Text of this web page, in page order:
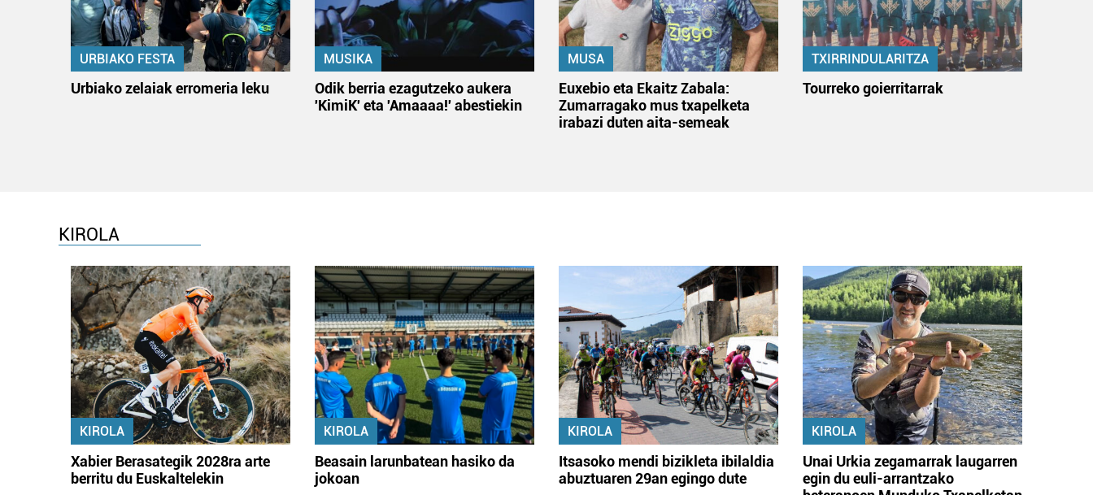
URBIAKO FESTA
Urbiako zelaiak erromeria leku
MUSIKA
Odik berria ezagutzeko aukera
'KimiK' eta 'Amaaaa!' abestiekin
MUSA
Euxebio eta Ekaitz Zabala:
Zumarragako mus txapelketa
irabazi duten aita-semeak
TXIRRINDULARITZA
Tourreko goierritarrak
KIROLA
KIROLA
Xabier Berasategik 2028ra arte
berritu du Euskaltelekin
KIROLA
Beasain larunbatean hasiko da
jokoan
KIROLA
Itsasoko mendi bizikleta ibilaldia
abuztuaren 29an egingo dute
KIROLA
Unai Urkia zegamarrak laugarren
egin du euli-arrantzako